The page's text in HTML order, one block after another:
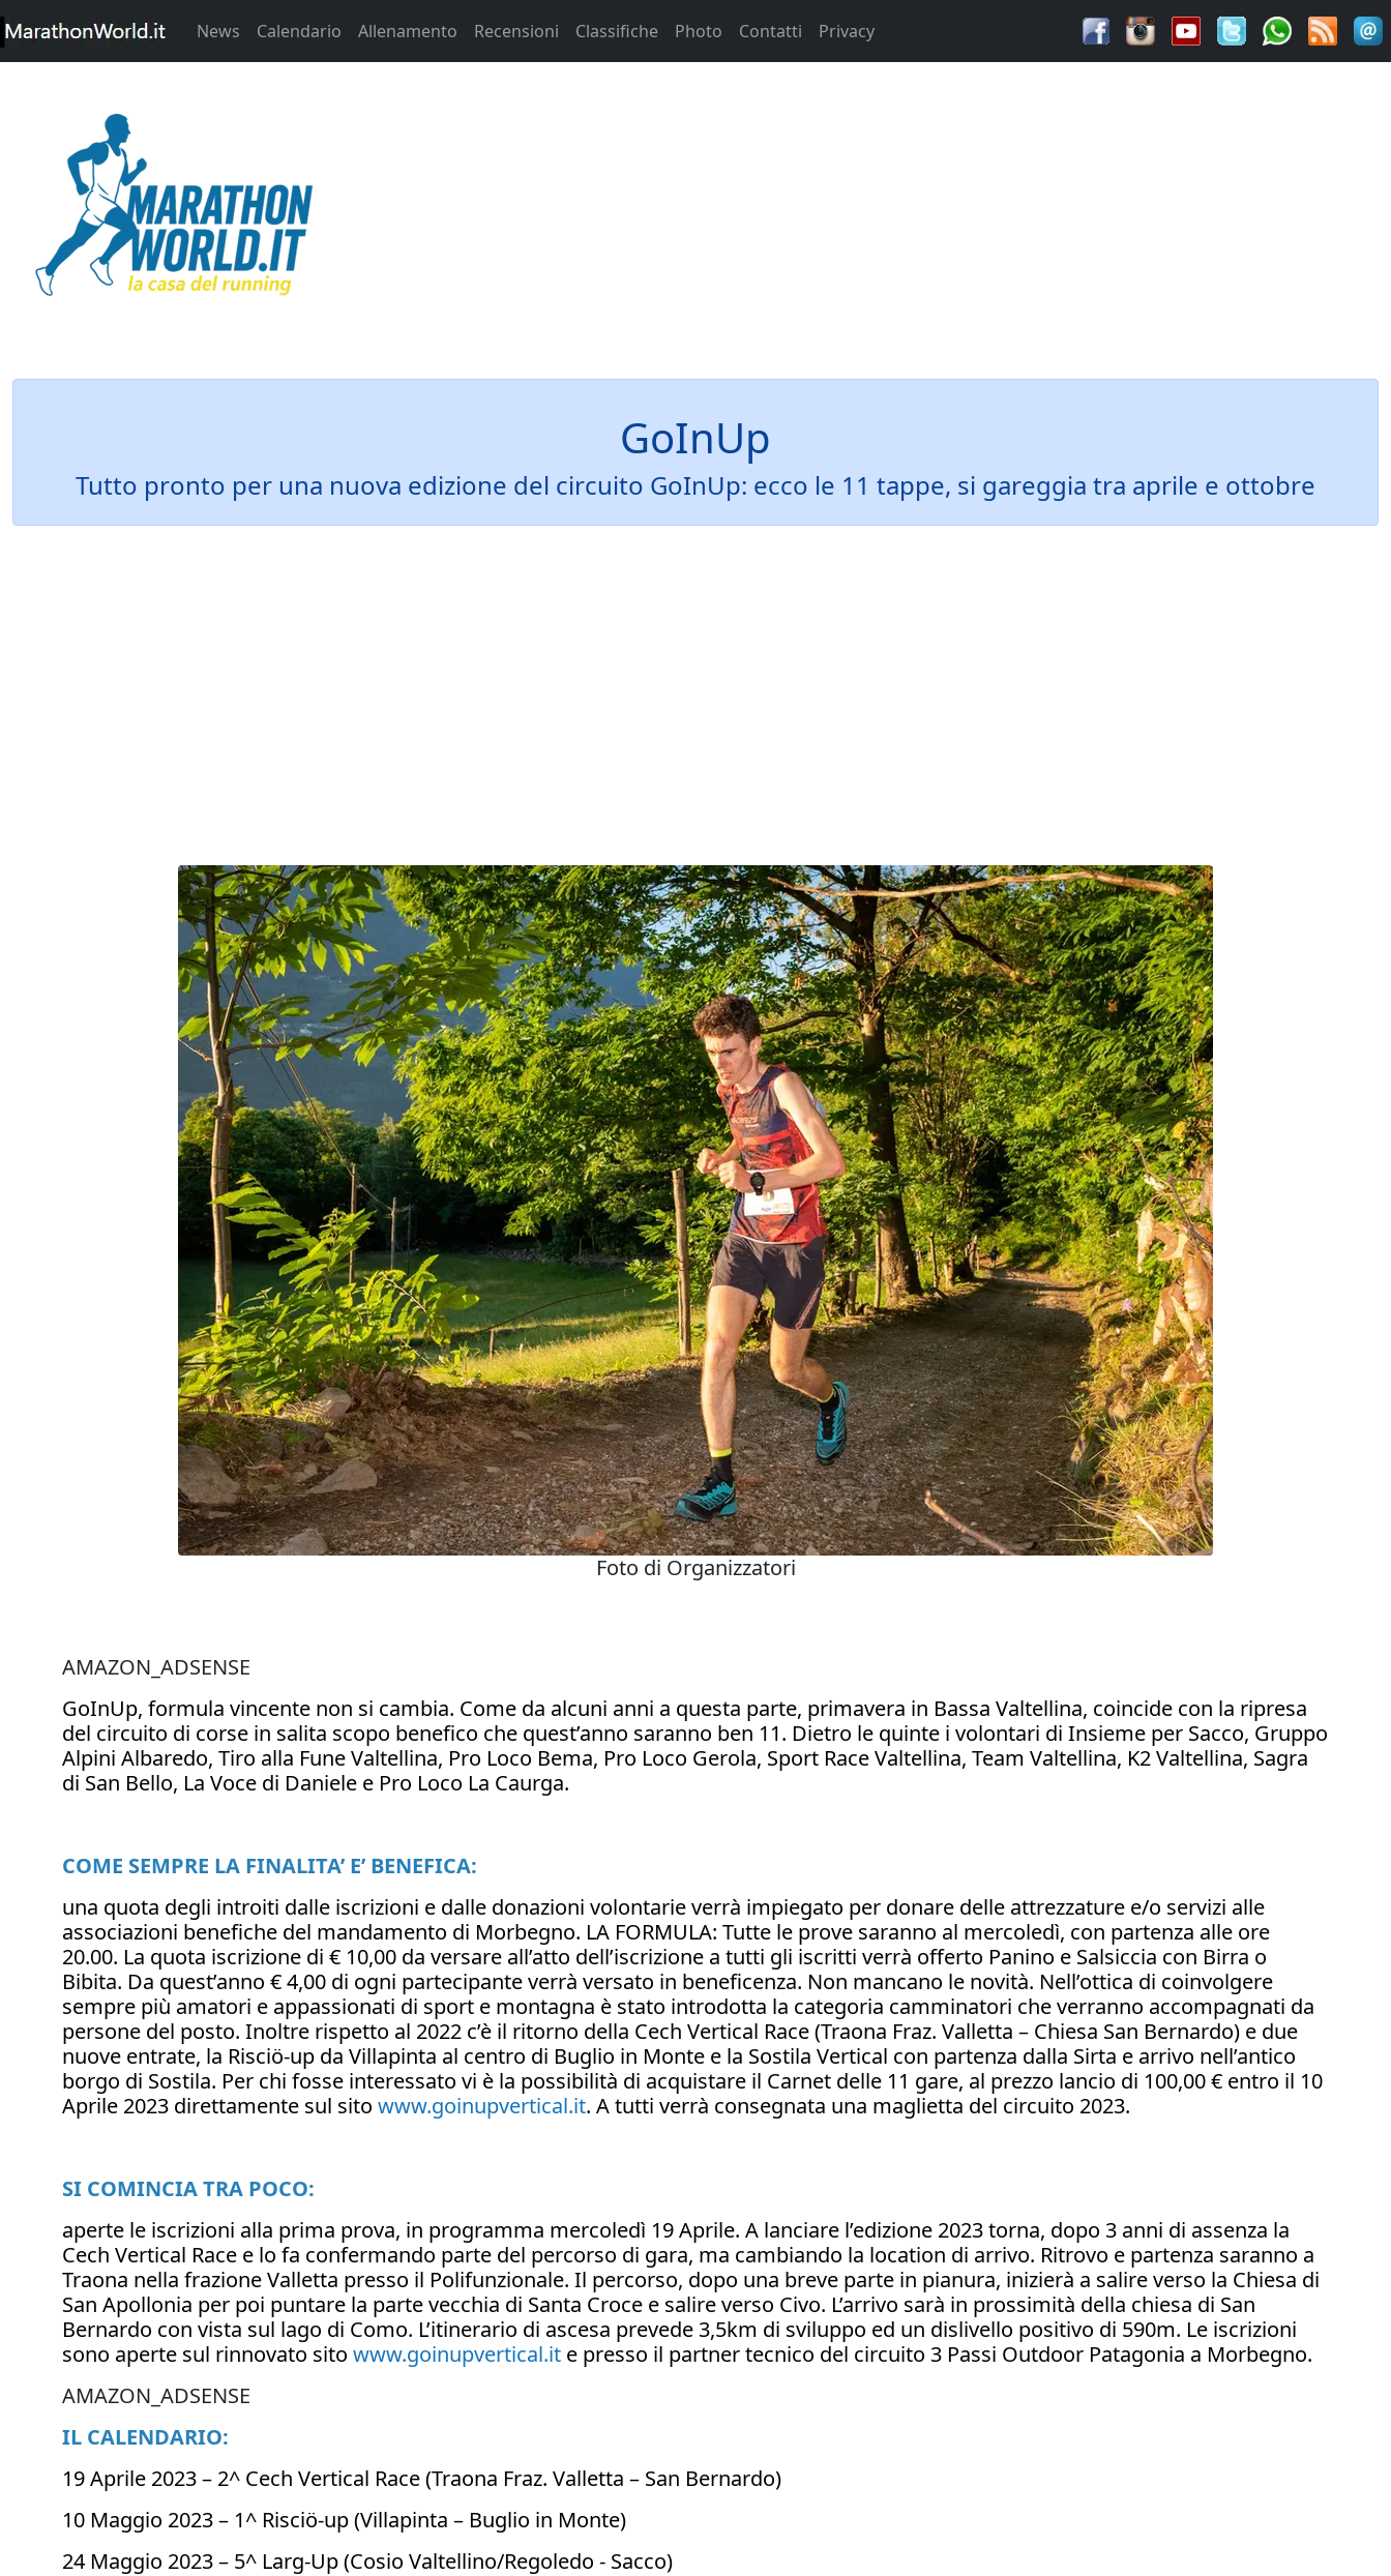
News Calendario Allenamento Recensioni Classifiche Photo Contatti Privacy
GoInUp
Tutto pronto per una nuova edizione del circuito GoInUp: ecco le 11 tappe, si gareggia tra aprile e ottobre
Foto di Organizzatori
AMAZON_ADSENSE
GoInUp, formula vincente non si cambia. Come da alcuni anni a questa parte, primavera in Bassa Valtellina, coincide con la ripresa
del circuito di corse in salita scopo benefico che quest’anno saranno ben 11. Dietro le quinte i volontari di Insieme per Sacco, Gruppo
Alpini Albaredo, Tiro alla Fune Valtellina, Pro Loco Bema, Pro Loco Gerola, Sport Race Valtellina, Team Valtellina, K2 Valtellina, Sagra
di San Bello, La Voce di Daniele e Pro Loco La Caurga.
COME SEMPRE LA FINALITA’ E’ BENEFICA:
una quota degli introiti dalle iscrizioni e dalle donazioni volontarie verrà impiegato per donare delle attrezzature e/o servizi alle
associazioni benefiche del mandamento di Morbegno. LA FORMULA: Tutte le prove saranno al mercoledì, con partenza alle ore
20.00. La quota iscrizione di € 10,00 da versare all’atto dell’iscrizione a tutti gli iscritti verrà offerto Panino e Salsiccia con Birra o
Bibita. Da quest’anno € 4,00 di ogni partecipante verrà versato in beneficenza. Non mancano le novità. Nell’ottica di coinvolgere
sempre più amatori e appassionati di sport e montagna è stato introdotta la categoria camminatori che verranno accompagnati da
persone del posto. Inoltre rispetto al 2022 c’è il ritorno della Cech Vertical Race (Traona Fraz. Valletta – Chiesa San Bernardo) e due
nuove entrate, la Risciö-up da Villapinta al centro di Buglio in Monte e la Sostila Vertical con partenza dalla Sirta e arrivo nell’antico
borgo di Sostila. Per chi fosse interessato vi è la possibilità di acquistare il Carnet delle 11 gare, al prezzo lancio di 100,00 € entro il 10
Aprile 2023 direttamente sul sito www.goinupvertical.it. A tutti verrà consegnata una maglietta del circuito 2023.
SI COMINCIA TRA POCO:
aperte le iscrizioni alla prima prova, in programma mercoledì 19 Aprile. A lanciare l’edizione 2023 torna, dopo 3 anni di assenza la
Cech Vertical Race e lo fa confermando parte del percorso di gara, ma cambiando la location di arrivo. Ritrovo e partenza saranno a
Traona nella frazione Valletta presso il Polifunzionale. Il percorso, dopo una breve parte in pianura, inizierà a salire verso la Chiesa di
San Apollonia per poi puntare la parte vecchia di Santa Croce e salire verso Civo. L’arrivo sarà in prossimità della chiesa di San
Bernardo con vista sul lago di Como. L’itinerario di ascesa prevede 3,5km di sviluppo ed un dislivello positivo di 590m. Le iscrizioni
sono aperte sul rinnovato sito www.goinupvertical.it e presso il partner tecnico del circuito 3 Passi Outdoor Patagonia a Morbegno.
AMAZON_ADSENSE
IL CALENDARIO:
19 Aprile 2023 – 2^ Cech Vertical Race (Traona Fraz. Valletta – San Bernardo)
10 Maggio 2023 – 1^ Risciö-up (Villapinta – Buglio in Monte)
24 Maggio 2023 – 5^ Larg-Up (Cosio Valtellino/Regoledo - Sacco)